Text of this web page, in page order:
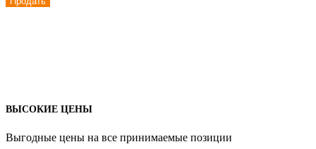
ВЫСОКИЕ ЦЕНЫ
Выгодные цены на все принимаемые позиции